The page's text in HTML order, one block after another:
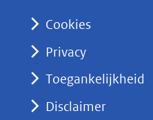
nieuw
Cookies
Privacy
Toegankelijkheid
Disclaimer